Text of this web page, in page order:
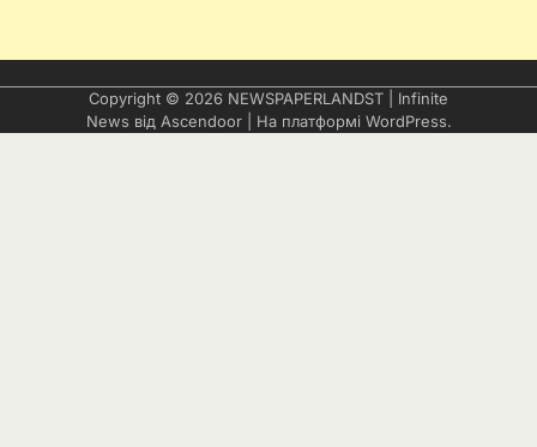
Copyright © 2026 NEWSPAPERLANDST | Infinite
News від Ascendoor| На платформі WordPress.